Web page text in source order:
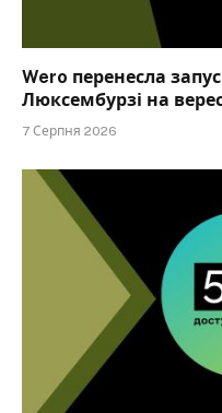
Wero перенесла
Люксембурзі на
7 Серпня 2026